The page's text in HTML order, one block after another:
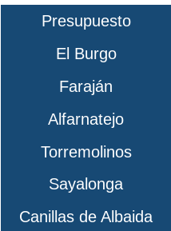
Presupuesto
El Burgo
Faraján
Alfarnatejo
Torremolinos
Sayalonga
Canillas de Albaida